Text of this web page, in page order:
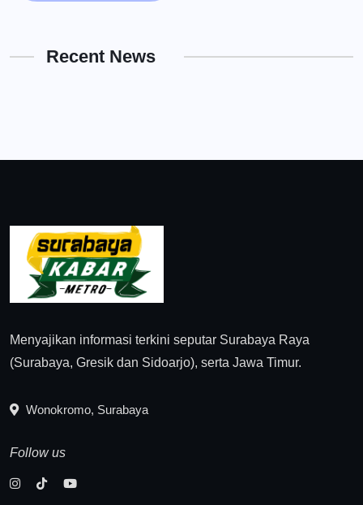
Recent News
Menyajikan informasi terkini seputar Surabaya Raya
(Surabaya, Gresik dan Sidoarjo), serta Jawa Timur.
Wonokromo, Surabaya
Follow us